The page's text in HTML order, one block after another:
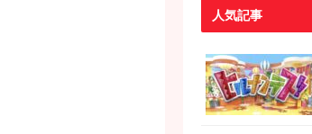
人気記事